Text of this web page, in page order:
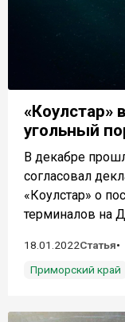
«Коулстар»
угольный
В декабре
согласовал
«Коулстар» о
терминалов на
18.01.2022Статья
Приморский край